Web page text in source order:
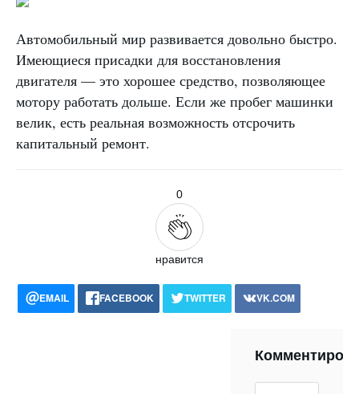
Автомобильный мир развивается довольно быстро.
Имеющиеся присадки для восстановления
двигателя — это хорошее средство, позволяющее
мотору работать дольше. Если же пробег машинки
велик, есть реальная возможность отсрочить
капитальный ремонт.
0
нравится
EMAIL FACEBOOK TWITTER
VK.COM